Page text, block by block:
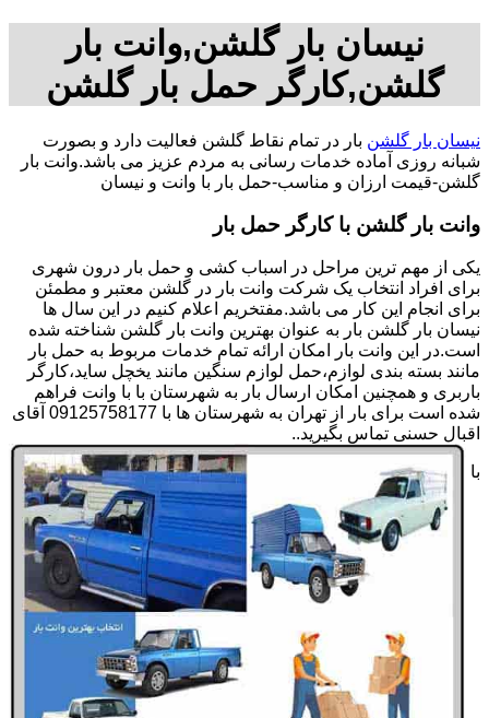
نیسان بار گلشن,وانت بار
گلشن,کارگر حمل بار گلشن
نیسان بار گلشن بار در تمام نقاط گلشن فعالیت دارد و بصورت
شبانه روزی آماده خدمات رسانی به مردم عزیز می باشد.وانت بار
گلشن-قیمت ارزان و مناسب-حمل بار با وانت و نیسان
وانت بار گلشن با کارگر حمل بار
یکی از مهم ترین مراحل در اسباب کشی و حمل بار درون شهری
برای افراد انتخاب یک شرکت وانت بار در گلشن معتبر و مطمئن
برای انجام این کار می باشد.مفتخریم اعلام کنیم در این سال ها
نیسان بار گلشن بار به عنوان بهترین وانت بار گلشن شناخته شده
است.در این وانت بار امکان ارائه تمام خدمات مربوط به حمل بار
مانند بسته بندی لوازم،حمل لوازم سنگین مانند یخچل ساید،کارگر
باربری و همچنین امکان ارسال بار به شهرستان با با وانت فراهم
شده است برای بار از تهران به شهرستان ها با 09125758177 آقای
اقبال حسنی تماس بگیرید..
با